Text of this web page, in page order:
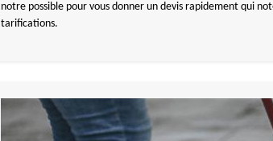
notre possible pour vous donner un devis rapidement qui
tarifications.